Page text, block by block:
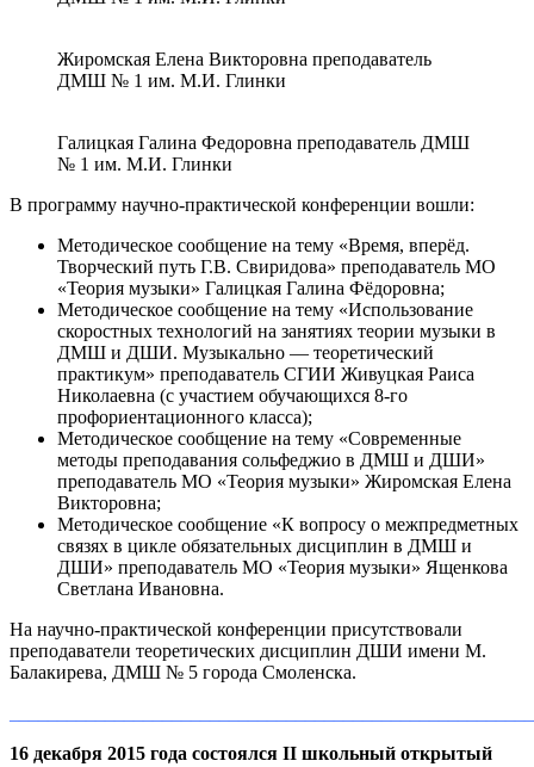
Жиромская Елена Викторовна преподаватель
ДМШ № 1 им. М.И. Глинки
Галицкая Галина Федоровна преподаватель ДМШ
№ 1 им. М.И. Глинки
В программу научно-практической конференции вошли:
Методическое сообщение на тему «Время, вперёд.
Творческий путь Г.В. Свиридова» преподаватель МО
«Теория музыки» Галицкая Галина Фёдоровна;
Методическое сообщение на тему «Использование
скоростных технологий на занятиях теории музыки в
ДМШ и ДШИ. Музыкально — теоретический
практикум» преподаватель СГИИ Живуцкая Раиса
Николаевна (с участием обучающихся 8-го
профориентационного класса);
Методическое сообщение на тему «Современные
методы преподавания сольфеджио в ДМШ и ДШИ»
преподаватель МО «Теория музыки» Жиромская Елена
Викторовна;
Методическое сообщение «К вопросу о межпредметных
связях в цикле обязательных дисциплин в ДМШ и
ДШИ» преподаватель МО «Теория музыки» Ященкова
Светлана Ивановна.
На научно-практической конференции присутствовали
преподаватели теоретических дисциплин ДШИ имени М.
Балакирева, ДМШ № 5 города Смоленска.
16 декабря 2015 года состоялся II школьный открытый